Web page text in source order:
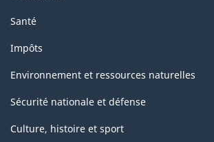
Santé
Impôts
Environnement et ressources naturelles
Sécurité nationale et défense
Culture, histoire et sport